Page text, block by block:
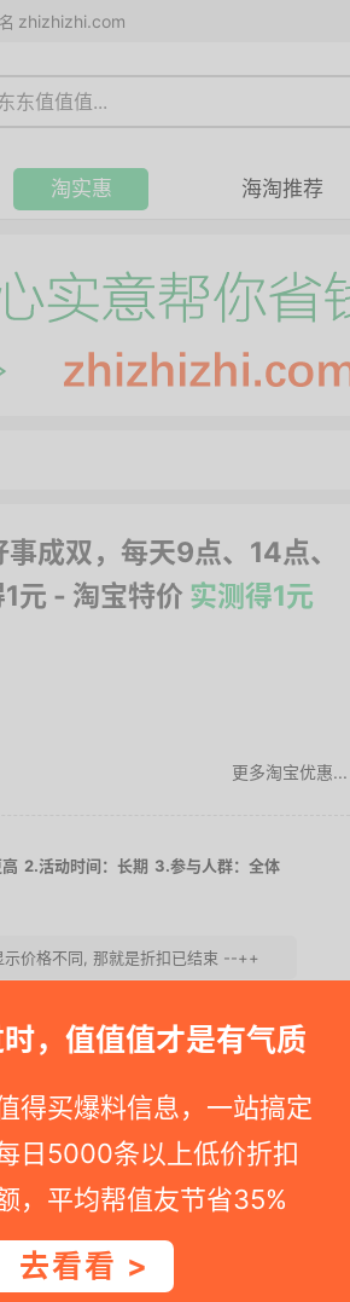
zhizhizhi.com
淘实惠 海淘推荐
，值值值才是有气质
得买爆料信息，一站搞定
日5000条以上低价折扣
，平均帮值友节省35%
去看看 >
成双，每天9点、14点、
元 - 淘宝特价 实测得1元
更多淘宝优惠...
2.活动时间：长期 3.参与人群：全体
价格不同, 那就是折扣已结束 --++
>